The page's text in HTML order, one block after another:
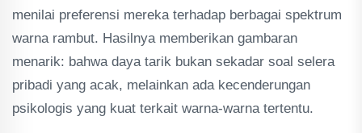
menilai preferensi mereka terhadap berbagai spektrum
warna rambut. Hasilnya memberikan gambaran
menarik: bahwa daya tarik bukan sekadar soal selera
pribadi yang acak, melainkan ada kecenderungan
psikologis yang kuat terkait warna-warna tertentu.